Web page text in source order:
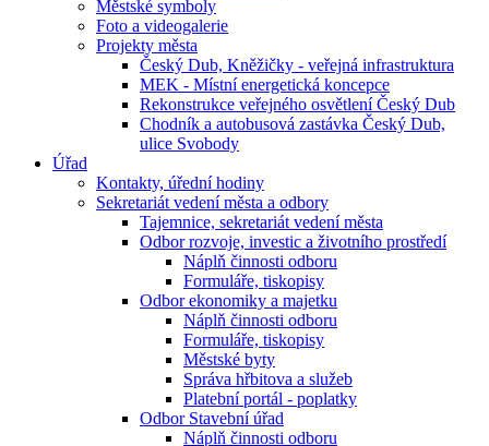
Městské symboly
Foto a videogalerie
Projekty města
Český Dub, Kněžičky - veřejná infrastruktura
MEK - Místní energetická koncepce
Rekonstrukce veřejného osvětlení Český Dub
Chodník a autobusová zastávka Český Dub,
ulice Svobody
Úřad
Kontakty, úřední hodiny
Sekretariát vedení města a odbory
Tajemnice, sekretariát vedení města
Odbor rozvoje, investic a životního prostředí
Náplň činnosti odboru
Formuláře, tiskopisy
Odbor ekonomiky a majetku
Náplň činnosti odboru
Formuláře, tiskopisy
Městské byty
Správa hřbitova a služeb
Platební portál - poplatky
Odbor Stavební úřad
Náplň činnosti odboru